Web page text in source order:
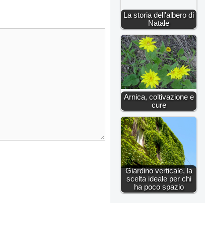
La storia dell'albero di
Natale
Arnica, coltivazione e
cure
Giardino verticale, la
scelta ideale per chi
ha poco spazio